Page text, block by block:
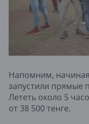
Напомним,
запустили прямые
Лететь около 5
от 38 500 тенге.